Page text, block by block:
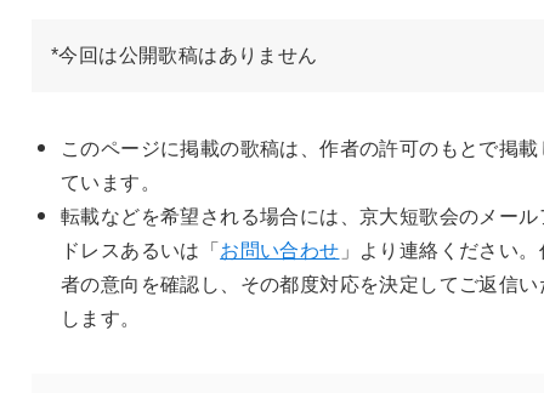
*今回は公開歌稿はありません
このページに掲載の歌稿は、作者の許可のもとで掲載
ています。
転載などを希望される場合には、京大短歌会のメール
ドレスあるいは「お問い合わせ 」より連絡ください
者の意向を確認し、その都度対応を決定してご返信い
します。